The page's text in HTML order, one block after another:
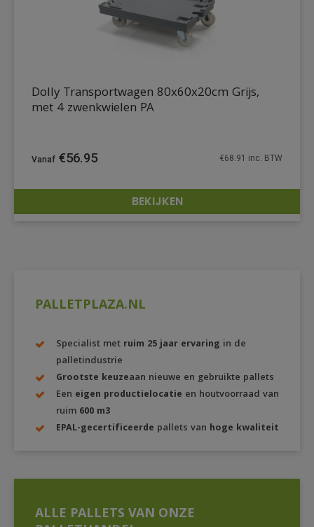
PALLETPLAZA.NL
Specialist met ruim 25 jaar ervaring in de
palletindustrie
Grootste keuzeaan nieuwe en gebruikte pallets
Een eigen productielocatie en houtvoorraad van
ruim 600 m3
EPAL-gecertificeerde pallets van hoge kwaliteit
ALLE PALLETS VAN ONZE
DETAILS
Dolly Transportwagen 80x60x20cm Grijs,
met 4 zwenkwielen PA
€56.95 €68.91 inc. BTW
BEKIJKEN